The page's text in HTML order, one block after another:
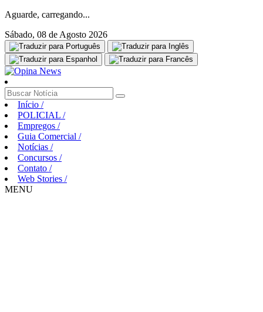
Aguarde, carregando...
Sábado, 08 de Agosto 2026
Início /
POLICIAL /
Empregos /
Guia Comercial /
Notícias /
Concursos /
Contato /
Web Stories /
MENU